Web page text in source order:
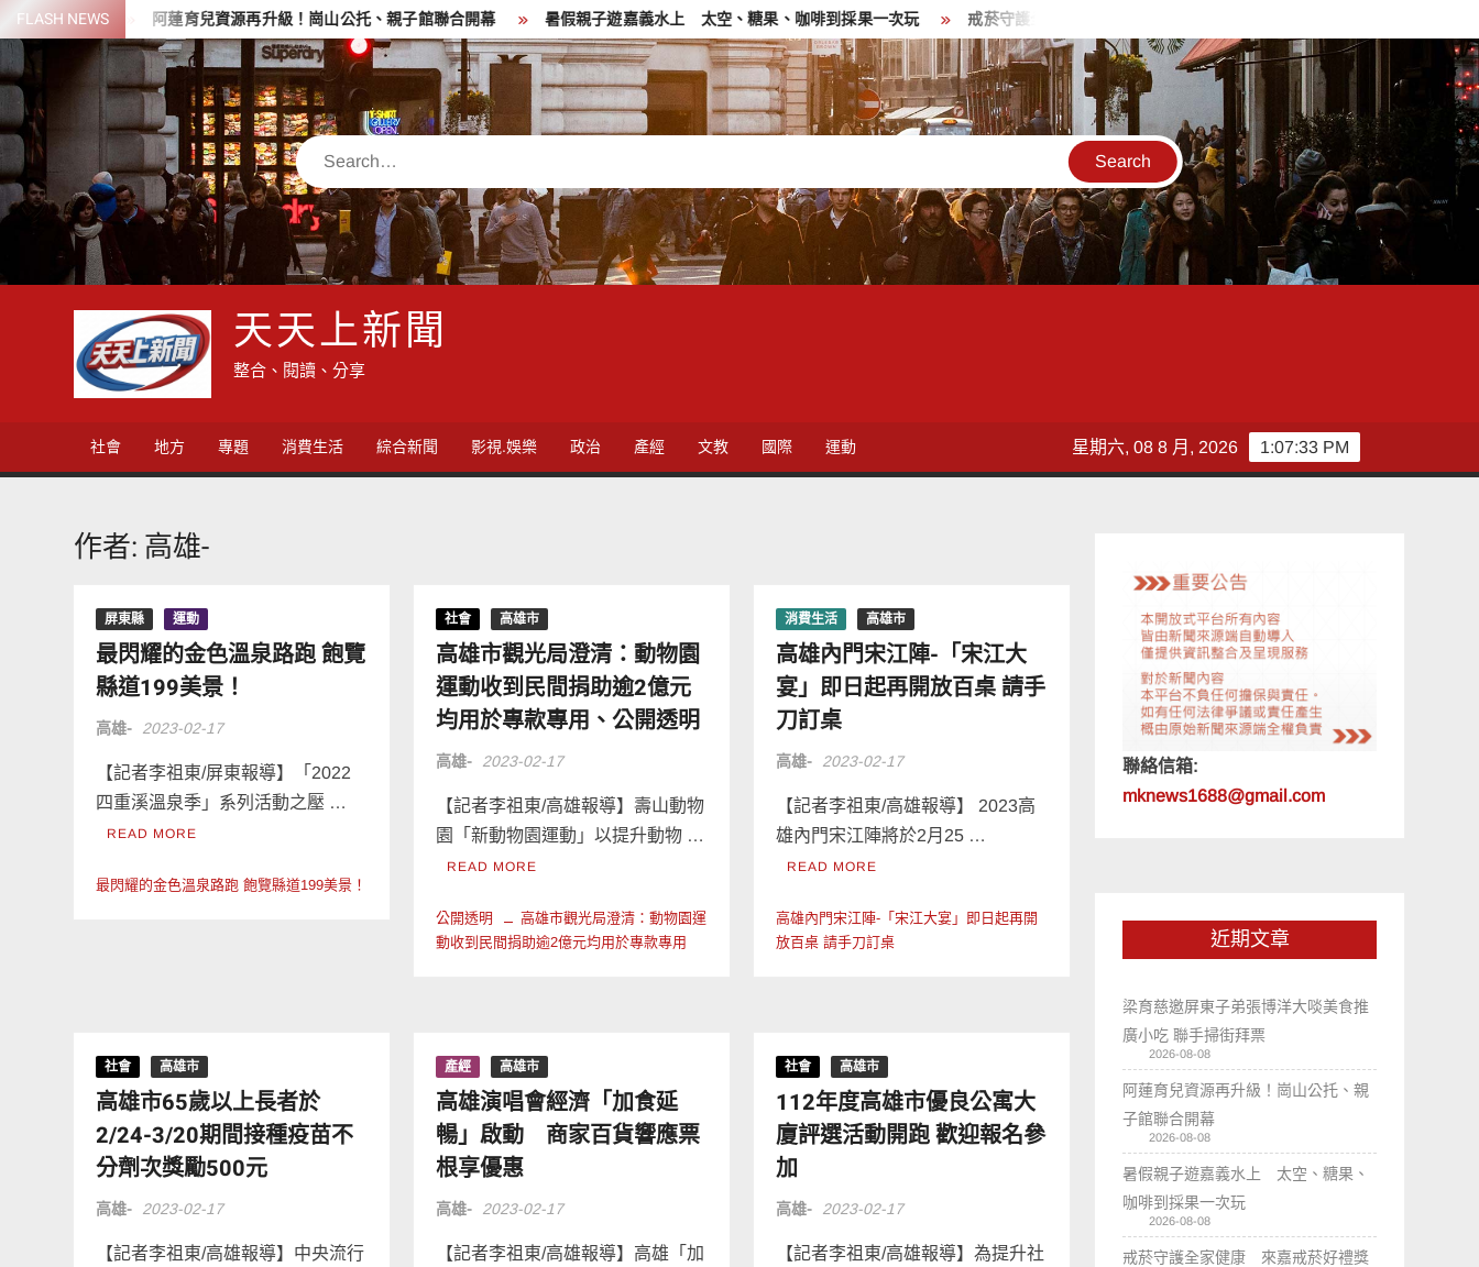
Skip
to
content
FLASH NEWS
票 阿蓮育兒資源再升級！崗山公托、親子館聯合開幕 暑假親子遊嘉義水上 太空、糖果、咖啡到採果一次玩 戒菸守護全家健康 來嘉戒菸好禮獎不完
Search
天天上新聞
整合、閱讀、分享
社會 地方 專題 消費生活 綜合新聞 影視.娛樂 政治 產經 文教 國際 運動 1:07:34 PM
星期六, 08 8 月, 2026
作者: 高雄-
屏東縣 運動
最閃耀的金色溫泉路跑 飽覽
縣道199美景！
高雄- 2023-02-17
【記者李祖東/屏東報導】「2022
四重溪溫泉季」系列活動之壓 …
READ MORE
最閃耀的金色溫泉路跑 飽覽縣道199美景！
社會 高雄市
高雄市觀光局澄清：動物園
運動收到民間捐助逾2億元
均用於專款專用、公開透明
高雄- 2023-02-17
【記者李祖東/高雄報導】壽山動物
園「新動物園運動」以提升動物 …
READ MORE
公開透明
高雄市觀光局澄清：動物園運
動收到民間捐助逾2億元均用於專款專用
消費生活 高雄市
高雄內門宋江陣-「宋江大
宴」即日起再開放百桌 請手
刀訂桌
高雄- 2023-02-17
【記者李祖東/高雄報導】 2023高
雄內門宋江陣將於2月25 …
READ MORE
高雄內門宋江陣-「宋江大宴」即日起再開
放百桌 請手刀訂桌
社會 高雄市
高雄市65歲以上長者於
2/24-3/20期間接種疫苗不
分劑次獎勵500元
高雄- 2023-02-17
【記者李祖東/高雄報導】中央流行
產經 高雄市
高雄演唱會經濟「加食延
暢」啟動 商家百貨響應票
根享優惠
高雄- 2023-02-17
【記者李祖東/高雄報導】高雄「加
社會 高雄市
112年度高雄市優良公寓大
廈評選活動開跑 歡迎報名參
加
高雄- 2023-02-17
【記者李祖東/高雄報導】為提升社
聯絡信箱:
mknews1688@gmail.com
近期文章
梁育慈邀屏東子弟張博洋大啖美食推
廣小吃 聯手掃街拜票
2026-08-08
阿蓮育兒資源再升級！崗山公托、親
子館聯合開幕
2026-08-08
暑假親子遊嘉義水上 太空、糖果、
咖啡到採果一次玩
2026-08-08
戒菸守護全家健康 來嘉戒菸好禮獎